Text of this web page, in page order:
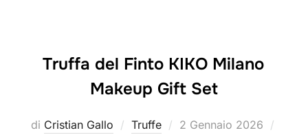
Truffa del Finto KIKO Milano
Makeup Gift Set
di Cristian Gallo Truffe
Pubblicato
2 Gennaio 2026